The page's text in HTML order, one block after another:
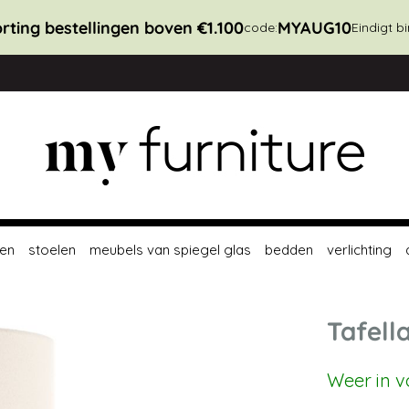
bestellingen boven €1.100code:MYAUG10Eindigt
stoelen meubels van spiegel glas bedden verlichting
Weer in